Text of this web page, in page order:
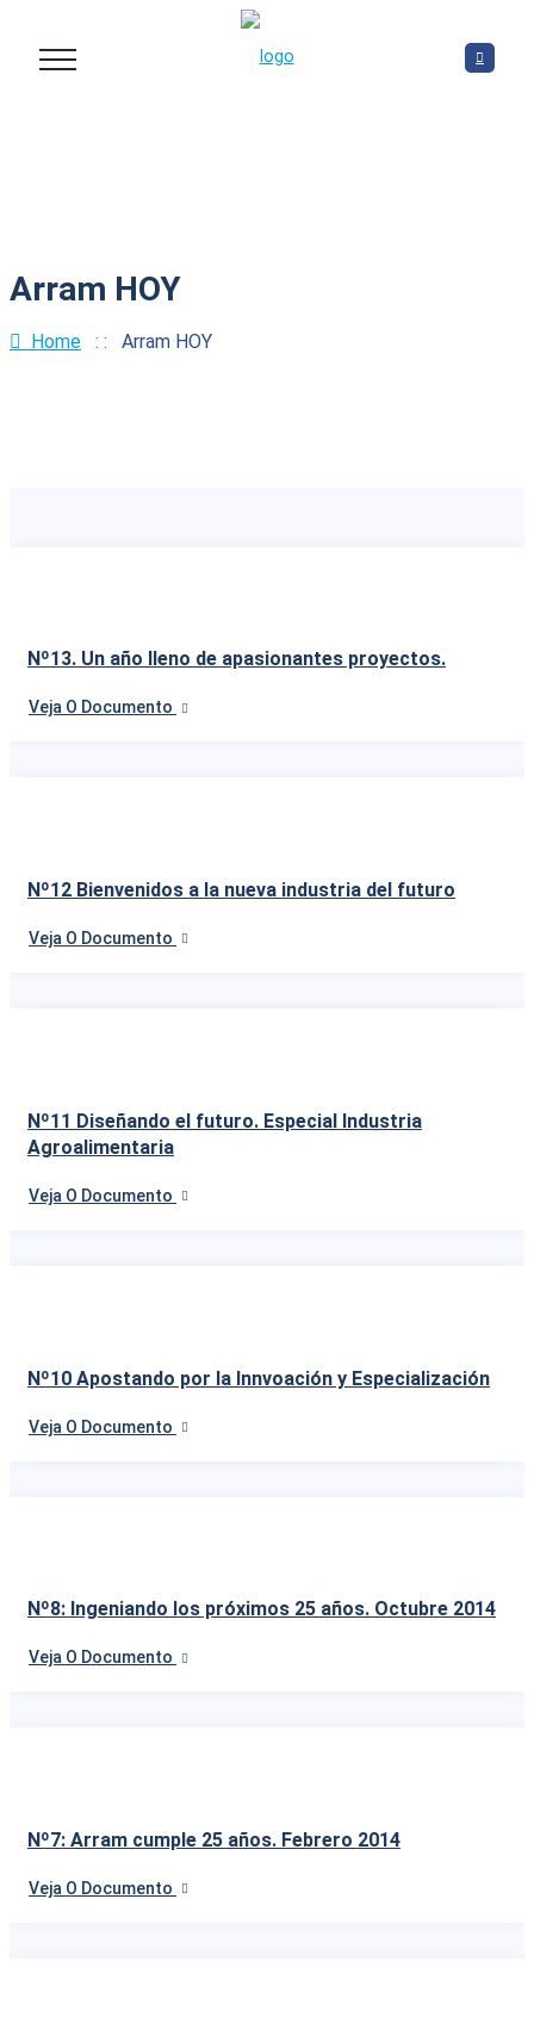
Arram HOY
Home : : Arram HOY
Nº13. Un año lleno de apasionantes proyectos.
Veja O Documento
Nº12 Bienvenidos a la nueva industria del futuro
Veja O Documento
Nº11 Diseñando el futuro. Especial Industria
Agroalimentaria
Veja O Documento
Nº10 Apostando por la Innvoación y Especialización
Veja O Documento
Nº8: Ingeniando los próximos 25 años. Octubre 2014
Veja O Documento
Nº7: Arram cumple 25 años. Febrero 2014
Veja O Documento